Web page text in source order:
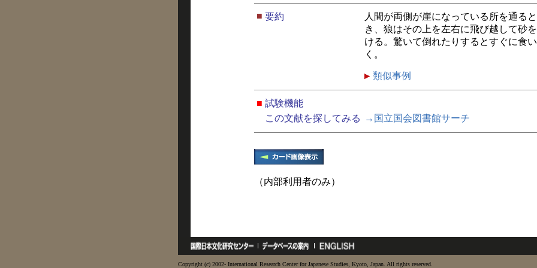
■ 要約
人間が両側が崖になっている所を通ると
き、狼はその上を左右に飛び越して砂
ける。驚いて倒れたりするとすぐに食
く。
類似事例
■ 試験機能
この文献を探してみる
→国立国会図書館サーチ
（内部利用者のみ）
Copyright (c) 2002- International Research Center for Japanese Studies, Kyoto, Japan. All rights reserved.